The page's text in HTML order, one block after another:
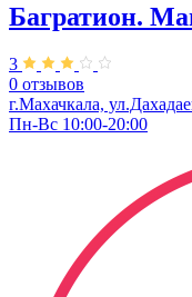
Багратион.
3
0 отзывов
г.Махачкала,
Пн-Вс 10:00-20:00